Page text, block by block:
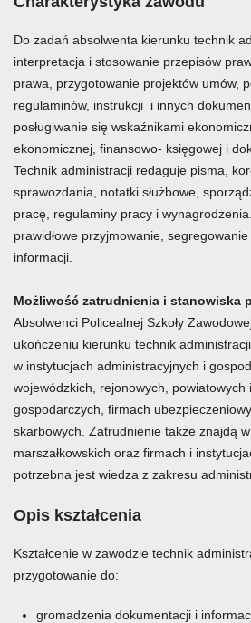
Do zadań absolwenta kierunku technik
interpretacja i stosowanie przepisów
prawa, przygotowanie projektów umów,
regulaminów, instrukcji i innych
posługiwanie się wskaźnikami
ekonomicznej, finansowo- księgowej i
Technik administracji redaguje pisma,
sprawozdania, notatki służbowe,
pracę, regulaminy pracy i
prawidłowe przyjmowanie,
informacji.
Możliwość zatrudnienia i stanowiska
Absolwenci Policealnej Szkoły
ukończeniu kierunku technik
w instytucjach administracyjnych i
wojewódzkich, rejonowych,
gospodarczych, firmach
skarbowych. Zatrudnienie także znajdą
marszałkowskich oraz firmach i
potrzebna jest wiedza z zakresu
Opis kształcenia
Kształcenie w zawodzie technik
przygotowanie do:
gromadzenia dokumentacji i